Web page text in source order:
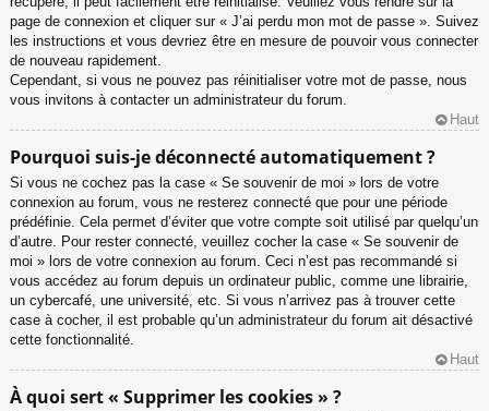
page de connexion et cliquer sur « J’ai perdu mon mot de passe ». Suivez
les instructions et vous devriez être en mesure de pouvoir vous connecter
de nouveau rapidement.
Cependant, si vous ne pouvez pas réinitialiser votre mot de passe, nous
vous invitons à contacter un administrateur du forum.
Haut
Pourquoi suis-je déconnecté automatiquement ?
Si vous ne cochez pas la case « Se souvenir de moi » lors de votre
connexion au forum, vous ne resterez connecté que pour une période
prédéfinie. Cela permet d’éviter que votre compte soit utilisé par quelqu’un
d’autre. Pour rester connecté, veuillez cocher la case « Se souvenir de
moi » lors de votre connexion au forum. Ceci n’est pas recommandé si
vous accédez au forum depuis un ordinateur public, comme une librairie,
un cybercafé, une université, etc. Si vous n’arrivez pas à trouver cette
case à cocher, il est probable qu’un administrateur du forum ait désactivé
cette fonctionnalité.
Haut
À quoi sert « Supprimer les cookies » ?